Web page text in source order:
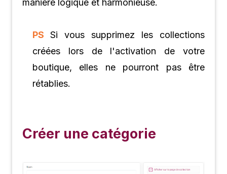
manière logique et harmonieuse.
PS Si vous supprimez les collections
créées lors de l'activation de votre
boutique, elles ne pourront pas être
rétablies.
Créer une catégorie